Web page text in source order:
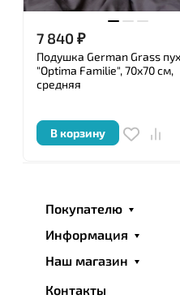
принадлежностей
наполнителей,
Перед упаковкой
Grass » подвергается
сертификат, и
печатью.
7 840₽
Подушка German Grass
"Optima Familie", 70x70 см,
средняя
В корзину
Покупателю
Информация
Наш магазин
Контакты